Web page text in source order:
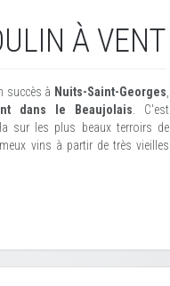
À VENT
succès à Nuits-Saint-Georges
dans le Beaujolais . C'est
sur les plus beaux terroirs de
vins à partir de très vieilles